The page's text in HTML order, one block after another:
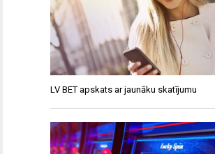
LV BET apskats ar jaunāku skatījumu